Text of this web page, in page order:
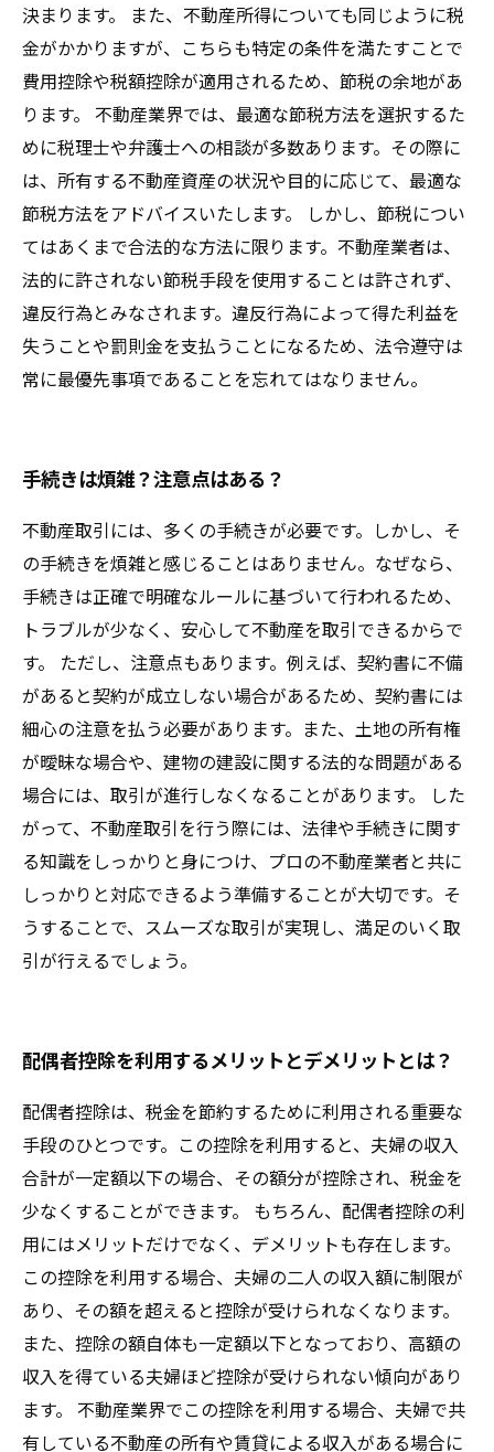
決まります。 また、不動産所得についても同じように税
金がかかりますが、こちらも特定の条件を満たすことで
費用控除や税額控除が適用されるため、節税の余地があ
ります。 不動産業界では、最適な節税方法を選択するた
めに税理士や弁護士への相談が多数あります。その際に
は、所有する不動産資産の状況や目的に応じて、最適な
節税方法をアドバイスいたします。 しかし、節税につい
てはあくまで合法的な方法に限ります。不動産業者は、
法的に許されない節税手段を使用することは許されず、
違反行為とみなされます。違反行為によって得た利益を
失うことや罰則金を支払うことになるため、法令遵守は
常に最優先事項であることを忘れてはなりません。
手続きは煩雑？注意点はある？
不動産取引には、多くの手続きが必要です。しかし、そ
の手続きを煩雑と感じることはありません。なぜなら、
手続きは正確で明確なルールに基づいて行われるため、
トラブルが少なく、安心して不動産を取引できるからで
す。 ただし、注意点もあります。例えば、契約書に不備
があると契約が成立しない場合があるため、契約書には
細心の注意を払う必要があります。また、土地の所有権
が曖昧な場合や、建物の建設に関する法的な問題がある
場合には、取引が進行しなくなることがあります。 した
がって、不動産取引を行う際には、法律や手続きに関す
る知識をしっかりと身につけ、プロの不動産業者と共に
しっかりと対応できるよう準備することが大切です。そ
うすることで、スムーズな取引が実現し、満足のいく取
引が行えるでしょう。
配偶者控除を利用するメリットとデメリットとは？
配偶者控除は、税金を節約するために利用される重要な
手段のひとつです。この控除を利用すると、夫婦の収入
合計が一定額以下の場合、その額分が控除され、税金を
少なくすることができます。 もちろん、配偶者控除の利
用にはメリットだけでなく、デメリットも存在します。
この控除を利用する場合、夫婦の二人の収入額に制限が
あり、その額を超えると控除が受けられなくなります。
また、控除の額自体も一定額以下となっており、高額の
収入を得ている夫婦ほど控除が受けられない傾向があり
ます。 不動産業界でこの控除を利用する場合、夫婦で共
有している不動産の所有や賃貸による収入がある場合に